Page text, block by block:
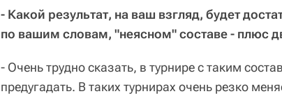
- Какой результат, на ваш взгляд, будет
по вашим словам, "неясном" составе - плюс
- Очень трудно сказать, в турнире с таким
предугадать. В таких турнирах очень резко